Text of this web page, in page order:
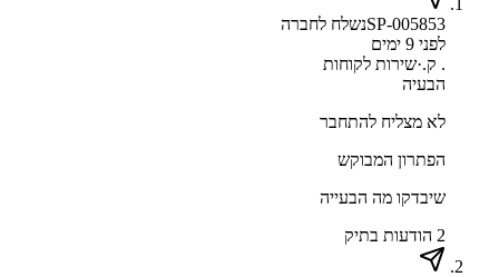
SP-005853נשלח לחברה
לפני 9 ימים
‫. ק.·שירות לקוחות
הבעיה
לא מצליח להתחבר
הפתרון המבוקש
שיבדקו מה הבעייה
2 הודעות בתיק